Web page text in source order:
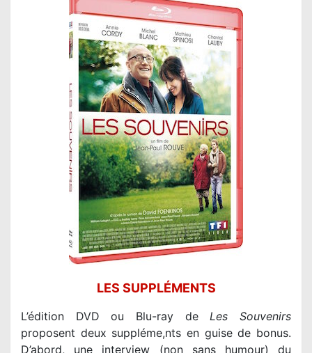
LES SUPPLÉMENTS
L’édition DVD ou Blu-ray deLes Souvenirs
proposent deux suppléme,nts en guise de bonus.
D’abord, une interview (non sans humour) du